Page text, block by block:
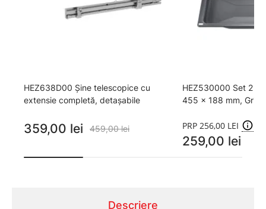
HEZ638D00 Șine telescopice cu
extensie completă, detașabile
359,00 lei 459,00 lei
HEZ530000 Set 2
455 x 188 mm, Gri
PRP 256,00 LEI
259,00 lei
Descriere